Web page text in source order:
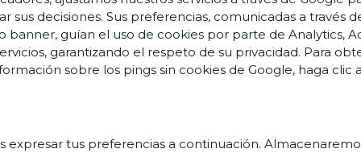
sus decisiones. Sus preferencias, comunicadas a través
banner, guían el uso de cookies por parte de Analytics,
garantizando el respeto de su privacidad. Para
sobre los pings sin cookies de Google, haga clic
expresar tus preferencias a continuación.